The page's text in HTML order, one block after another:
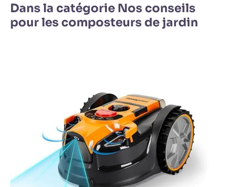
Dans la catégorie Nos conseils
pour les composteurs de jardin